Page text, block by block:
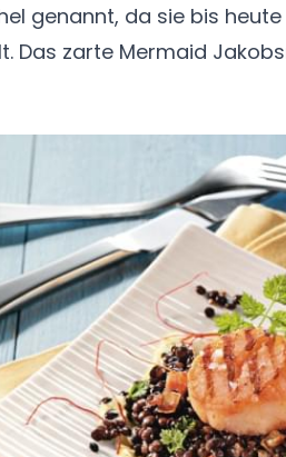
genannt, da sie bis
Das zarte Mermaid